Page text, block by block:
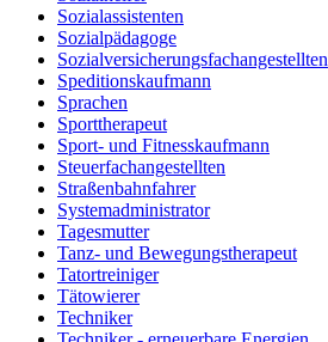
Sozialassistenten
Sozialpädagoge
Sozialversicherungsfachangestellten
Speditionskaufmann
Sprachen
Sporttherapeut
Sport- und Fitnesskaufmann
Steuerfachangestellten
Straßenbahnfahrer
Systemadministrator
Tagesmutter
Tanz- und Bewegungstherapeut
Tatortreiniger
Tätowierer
Techniker